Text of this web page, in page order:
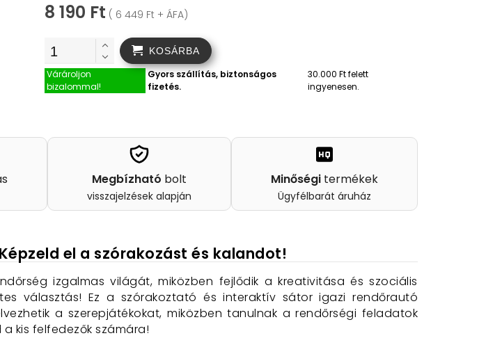
8 190 Ft ( 6 449 Ft + ÁFA)
KOSÁRBA
Várároljon
bizalommal!
Gyors szállítás, biztonságos
fizetés.
30.000 Ft felett
ingyenesen.
Megbízható bolt
visszajelzések alapján
Minőségi termékek
Ügyfélbarát áruház
el a szórakozást és kalandot!
izgalmas világát, miközben fejlődik a kreativitása és szociális
választás! Ez a szórakoztató és interaktív sátor igazi rendőrautó
a szerepjátékokat, miközben tanulnak a rendőrségi feladatok
kis felfedezők számára!